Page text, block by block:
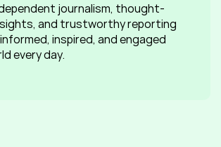
journalism, thought-
and trustworthy reporting
inspired, and engaged
every day.